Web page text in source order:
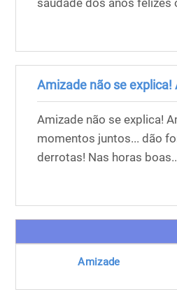
saudade dos anos felizes
Amizade não se
Amizade não se explica!
momentos juntos... dão
derrotas! Nas horas
Amizade